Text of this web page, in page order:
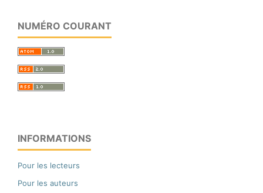
NUMÉRO COURANT
INFORMATIONS
Pour les lecteurs
Pour les auteurs